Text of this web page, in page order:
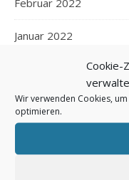
Cookie-
Wir verwenden Cookies,
optimieren.
Februar 2022
Januar 2022
Dezember 2021
November 2021